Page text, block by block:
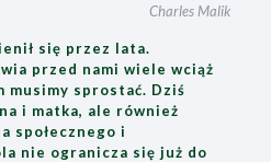
Charles Malik
się przez lata.
przed nami wiele wciąż
musimy sprostać. Dziś
i matka, ale również
społecznego i
nie ogranicza się już do